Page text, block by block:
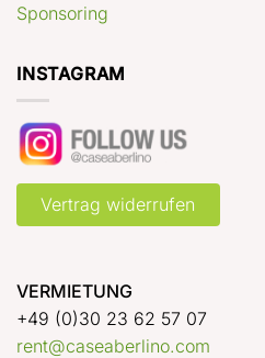
Sponsoring
INSTAGRAM
Vertrag widerrufen
VERMIETUNG
+49 (0)30 23 62 57 07
rent@caseaberlino.com